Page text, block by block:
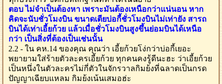
ตอบ ไม่จำเป็นต้องหา เพราะมันต้องเหนือกว่าแน่นอน หาก
คิดจะนับชั่วโมงบิน ขนาดเตียบ่อกี้ชั่วโมงบินไม่เท่ายัง สารถ
บินได้เท่าเอี้ยก้วย แล้วเมื่อชั่วโมงบินสูงขึ้นย่อมบินได้เหนือ
กว่า เป็นสิ่งที่ต้องเป็นเช่นนั้น
2.2 - ใน คห.14 ของคุณ คุณว่า เอี้ยก้วยโง่กว่าบ่อกี้เยอะ
พยายามใส่ร้ายตัวละครเอี้ยก้วย ทุกคนคงรู้ดีนะฮะ ว่าเอี้ยก้วย
เป็นหนึ่งในตัวละครไม่กี่ตัวในจักรวาลกิมย้งที่ฉลาดเป็นกรด
ปัญญาเฉียบแหลม กิมย้งเน้นเสมอฮ่ะ